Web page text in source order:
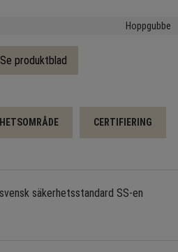
Hoppgubbe
Se produktblad
CERTIFIERING
säkerhetsstandard SS-en